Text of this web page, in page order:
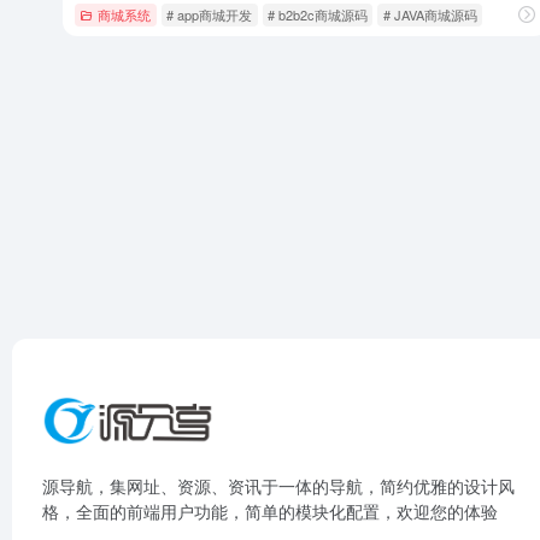
商城系统 # app商城开发 # b2b2c商城源码 # JAVA商城源码
源导航，集网址、资源、资讯于一体的导航，简约优雅的设计风
格，全面的前端用户功能，简单的模块化配置，欢迎您的体验